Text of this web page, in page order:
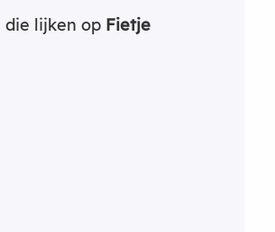
die lijken op Fietje